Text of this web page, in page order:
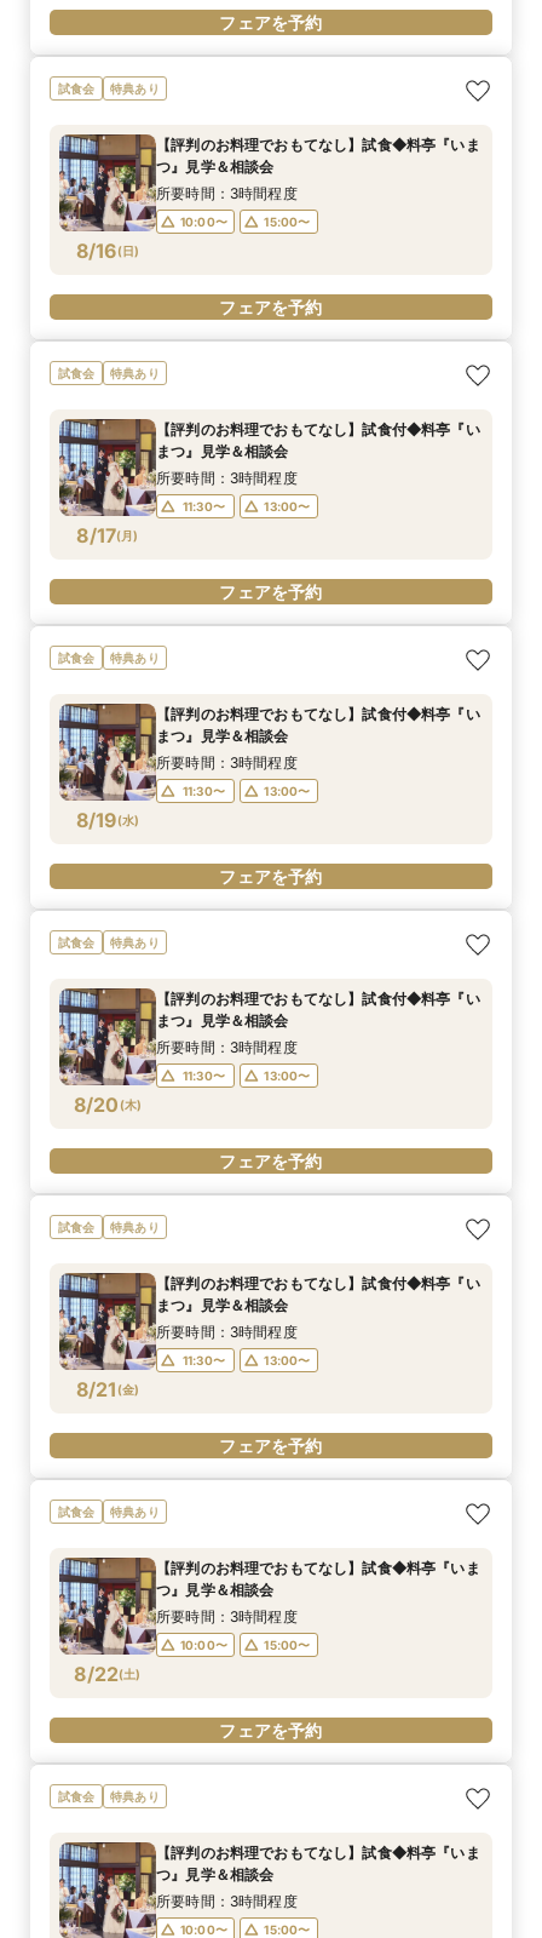
フェアを予約
試食会 特典あり
8/16(日)
【評判のお料理でおもてなし】試食◆料亭『いま
つ』見学＆相談会
所要時間：3時間程度
10:00〜 15:00〜
フェアを予約
試食会 特典あり
8/17(月)
【評判のお料理でおもてなし】試食付◆料亭『い
まつ』見学＆相談会
所要時間：3時間程度
11:30〜 13:00〜
フェアを予約
試食会 特典あり
8/19(水)
【評判のお料理でおもてなし】試食付◆料亭『い
まつ』見学＆相談会
所要時間：3時間程度
11:30〜 13:00〜
フェアを予約
試食会 特典あり
8/20 (木)
【評判のお料理でおもてなし】試食付◆料亭『い
まつ』見学＆相談会
所要時間：3時間程度
11:30〜 13:00〜
フェアを予約
試食会 特典あり
8/21 (金)
【評判のお料理でおもてなし】試食付◆料亭『い
まつ』見学＆相談会
所要時間：3時間程度
11:30〜 13:00〜
フェアを予約
試食会 特典あり
8/22(土)
【評判のお料理でおもてなし】試食◆料亭『いま
つ』見学＆相談会
所要時間：3時間程度
10:00〜 15:00〜
フェアを予約
試食会 特典あり
【評判のお料理でおもてなし】試食◆料亭『いま
つ』見学＆相談会
所要時間：3時間程度
10:00〜 15:00〜